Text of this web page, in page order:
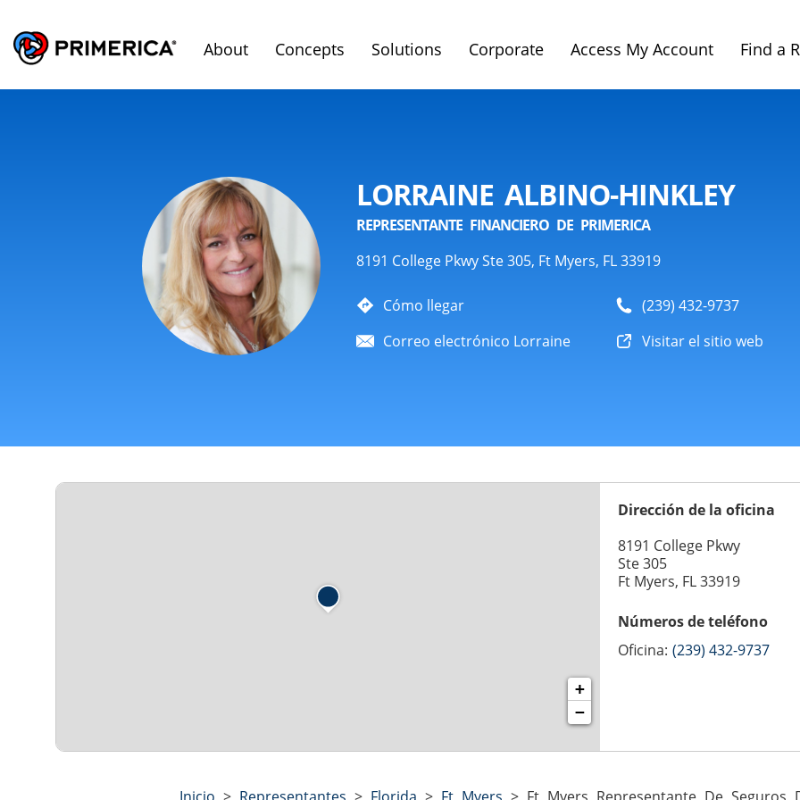
About Concepts Solutions Corporate Access My Account Find a
LORRAINE ALBINO-HINKLEY
REPRESENTANTE FINANCIERO DE PRIMERICA
8191 College Pkwy Ste 305, Ft Myers, FL 33919
Cómo llegar
Correo electrónico Lorraine
(239) 432-9737
Visitar el sitio web
+
−
Dirección de la oficina
8191 College Pkwy
Ste 305
Ft Myers, FL 33919
Números de teléfono
Oficina: (239) 432-9737